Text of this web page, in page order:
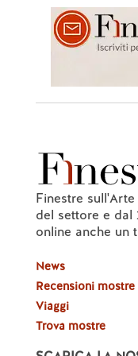
Finestre
del settore e dal
online anche un
News
Recensioni mostre
Viaggi
Trova mostre